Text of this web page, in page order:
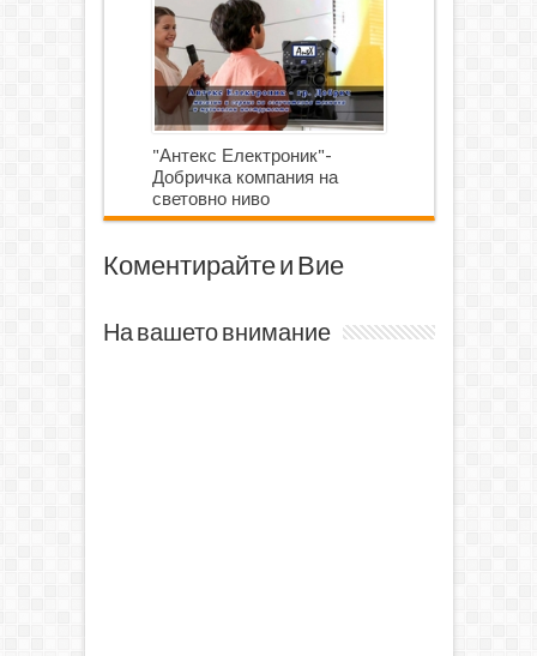
"Антекс Електроник"-
Добричка компания на
световно ниво
Коментирайте и Вие
На вашето внимание